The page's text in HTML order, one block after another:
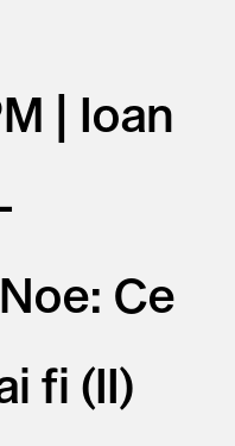
| Ioan
Ce
fi (II)